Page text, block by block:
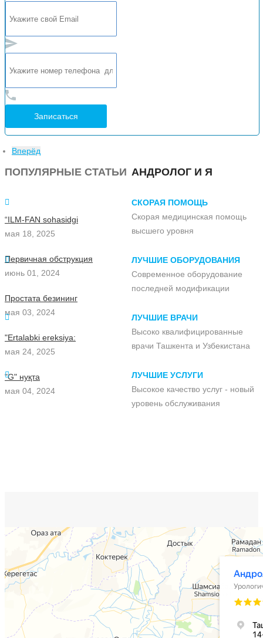
Вперёд
ПОПУЛЯРНЫЕ СТАТЬИ
“ILM-FAN sohasidgi
мая 18, 2025
Первичная обструкция
июнь 01, 2024
Простата безининг
мая 03, 2024
"Ertalabki ereksiya:
мая 24, 2025
"G" нуқта
мая 04, 2024
АНДРОЛОГ И Я
СКОРАЯ ПОМОЩЬ
Скорая медицинская помощь
высшего уровня
ЛУЧШИЕ ОБОРУДОВАНИЯ
Современное оборудование
последней модификации
ЛУЧШИЕ ВРАЧИ
Высоко квалифицированные
врачи Ташкента и Узбекистана
ЛУЧШИЕ УСЛУГИ
Высокое качество услуг - новый
уровень обслуживания